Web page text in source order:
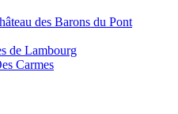
des Barons du Pont
de Lambourg
Carmes